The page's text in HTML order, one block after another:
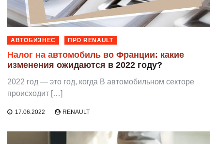
АВТОБИЗНЕС ПРО RENAULT
Налог на автомобиль во Франции: какие
изменения ожидаются в 2022 году?
2022 год — это год, когда В автомобильном секторе
происходит […]
17.06.2022 RENAULT